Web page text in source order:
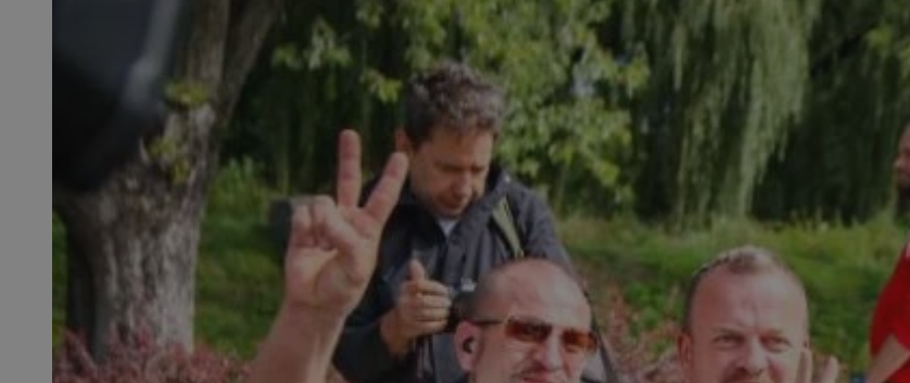
.rfihub.com Sesja
Ten plik cookie jest
zgody użytkownika w
Zazwyczaj rejestruje,
usługi śledzenia lub
VISITOR_PRIVACY_METADATA
YouTube
.youtube.com
5 miesięcy 4
tygodnie
Ten plik cookie
użytkownika oraz jego
prywatności podczas
wybory dotyczące
zgody, zapewniając ich
wizytach. Dzięki temu
konfigurować swoich
zgodność z regulacjami
CookieScriptConsent
CookieScript
4 tygodnie 2 dni
Ten plik cookie jest
Script.com do
zgody użytkownika na
aby baner cookie
__cf_bm
Cloudflare
.temu.com
Ten plik cookie służy
to korzystne dla strony
umożliwia tworzenie
korzystania z jej
__cf_bm
Cloudflare
29 minut 54
Ten plik cookie służy
Google Privacy Policy